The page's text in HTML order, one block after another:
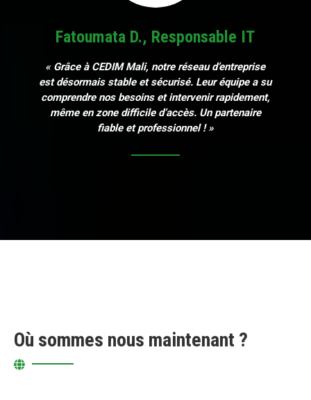
Fatoumata D., Responsable IT
« Grâce à CEDIM Mali, notre réseau d’entreprise
est désormais stable et sécurisé. Leur équipe a su
comprendre nos besoins et intervenir rapidement,
même en zone difficile d’accès. Un partenaire
fiable et professionnel ! »
Où sommes nous maintenant ?